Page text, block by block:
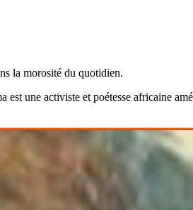
la morosité du quotidien.
une activiste et poétesse africaine